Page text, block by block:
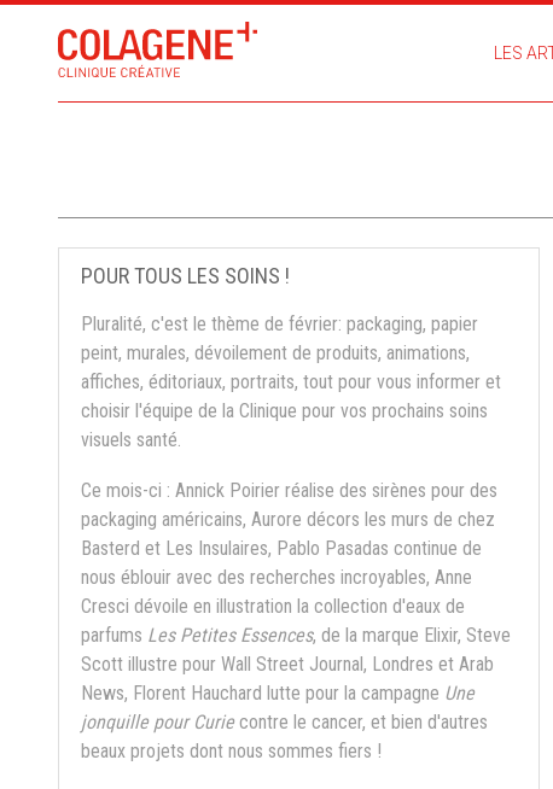
LES
POUR TOUS LES SOINS !
Pluralité, c'est le thème de février: packaging, papier
peint, murales, dévoilement de produits, animations,
affiches, éditoriaux, portraits, tout pour vous informer et
choisir l'équipe de la Clinique pour vos prochains soins
visuels santé.
Ce mois-ci : Annick Poirier réalise des sirènes pour des
packaging américains, Aurore décors les murs de chez
Basterd et Les Insulaires, Pablo Pasadas continue de
nous éblouir avec des recherches incroyables, Anne
Cresci dévoile en illustration la collection d'eaux de
parfums Les Petites Essences, de la marque Elixir, Steve
Scott illustre pour Wall Street Journal, Londres et Arab
News, Florent Hauchard lutte pour la campagne Une
jonquille pour Curiecontre le cancer, et bien d'autres
beaux projets dont nous sommes fiers !